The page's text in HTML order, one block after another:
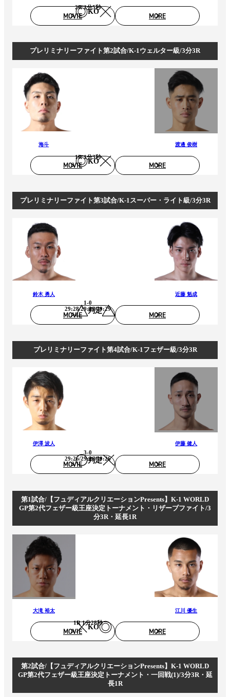
KO
2R 2分5秒
MOVIE MORE
プレリミナリーファイト第2試合/K-1ウェルター級/3分3R
海斗
KO
1R 1分3秒
渡邊 俊樹
MOVIE MORE
プレリミナリーファイト第3試合/K-1スーパー・ライト級/3分3R
鈴木 勇人
判定
1-0
29:28/29:29/29:29
近藤 魁成
MOVIE MORE
プレリミナリーファイト第4試合/K-1フェザー級/3分3R
伊澤 波人
判定
3-0
29:26/29:26/30:26
伊藤 健人
MOVIE MORE
第1試合/【フュディアルクリエーションPresents】K-1 WORLD
GP第2代フェザー級王座決定トーナメント・リザーブファイト/3
分3R・延長1R
大滝 裕太
KO
1R 1分28秒
江川 優生
MOVIE MORE
第2試合/【フュディアルクリエーションPresents】K-1 WORLD
GP第2代フェザー級王座決定トーナメント・一回戦(1)/3分3R・延
長1R